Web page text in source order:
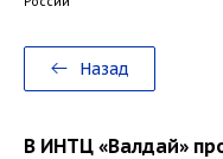
Назад
В ИНТЦ «Валдай»